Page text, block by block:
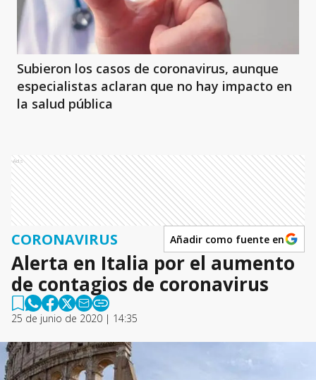
Subieron los casos de coronavirus, aunque
especialistas aclaran que no hay impacto en
la salud pública
Ads
CORONAVIRUS Añadir como fuente en
Alerta en Italia por el aumento
de contagios de coronavirus
25 de junio de 2020 | 14:35